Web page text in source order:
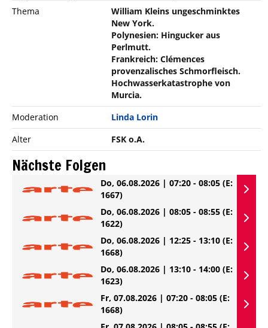
Thema
William Kleins ungeschminktes
New York.
Polynesien: Hingucker aus
Perlmutt.
Frankreich: Clémences
provenzalisches Schmorfleisch.
Hochwasserkatastrophe von
Murcia.
Moderation
Linda Lorin
Alter
FSK o.A.
Nächste Folgen
Do, 06.08.2026 | 07:20 - 08:05 (E:
1667)
Do, 06.08.2026 | 08:05 - 08:55 (E:
1622)
Do, 06.08.2026 | 12:25 - 13:10 (E:
1668)
Do, 06.08.2026 | 13:10 - 14:00 (E:
1623)
Fr, 07.08.2026 | 07:20 - 08:05 (E:
1668)